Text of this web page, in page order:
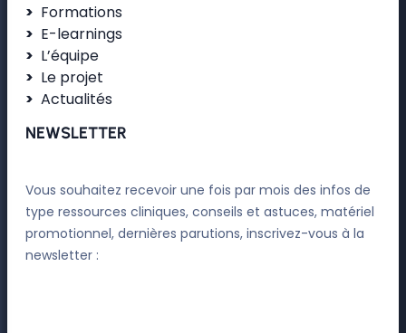
Formations
E-learnings
L’équipe
Le projet
Actualités
NEWSLETTER
Vous souhaitez recevoir une fois par mois des infos de
type ressources cliniques, conseils et astuces, matériel
promotionnel, dernières parutions, inscrivez-vous à la
newsletter :